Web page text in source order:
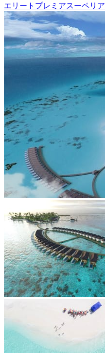
エリート プレミアスーペリア